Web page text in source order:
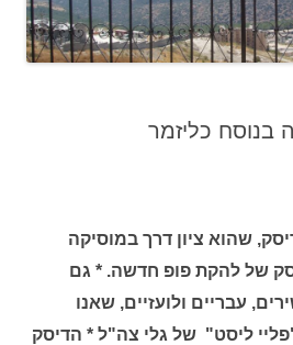
בנוסח כליזמר
שהוא ציון דרך במוסיקה
של להקת פופ חדשה. * גם
עבריים ולועזיים, שאנו
ליסט" של גלי צה"ל * הדיסק